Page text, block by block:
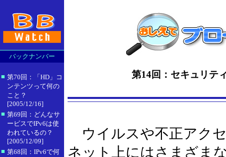
バックナンバー
■ 第70回：「HD」コ
ンテンツって何の
こと？
[2005/12/16]
■ 第69回：どんなサ
ービスでIPv6は使
われているの？
[2005/12/09]
■ 第68回：IPv6で何
第14回：セキュリテ
ウイルスや不正アク
ネット上にはさまざま